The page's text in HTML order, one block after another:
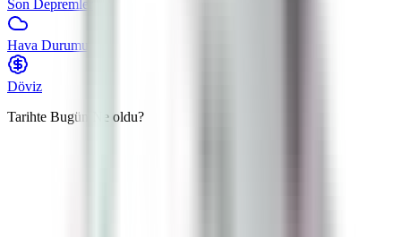
Son Depremler
Hava Durumu
Döviz
Tarihte Bugün
Ne oldu?